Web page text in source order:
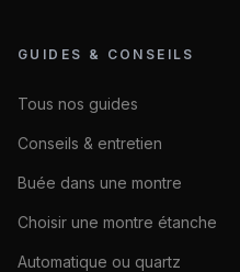
GUIDES & CONSEILS
Tous nos guides
Conseils & entretien
Buée dans une montre
Choisir une montre étanche
Automatique ou quartz